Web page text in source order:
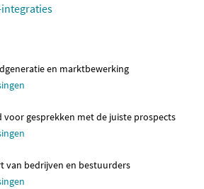
en marktbewerking
voor gesprekken met de juiste prospects
van bedrijven en bestuurders